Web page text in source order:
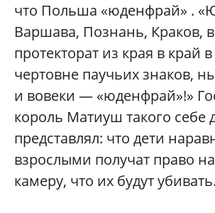
что Польша «юденфрай» .
Варшава, Познань, Краков,
протекторат из края в край
чертовне паучьих знаков,
и вовеки — «юденфрай»!»
король Матиуш такого себе
представлял: что дети
взрослыми получат право
камеру, что их будут убивать.